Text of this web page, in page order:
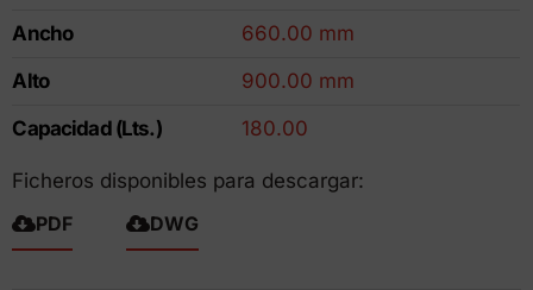
Ancho
660.00 mm
Alto
900.00 mm
Capacidad (Lts.)
180.00
Ficheros disponibles para descargar:
PDF
DWG